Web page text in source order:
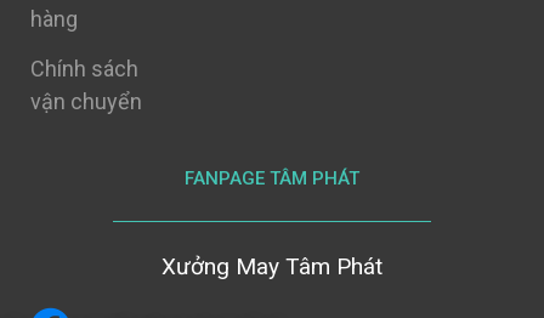
hàng
Chính sách
vận chuyển
FANPAGE TÂM PHÁT
Xưởng May Tâm Phát